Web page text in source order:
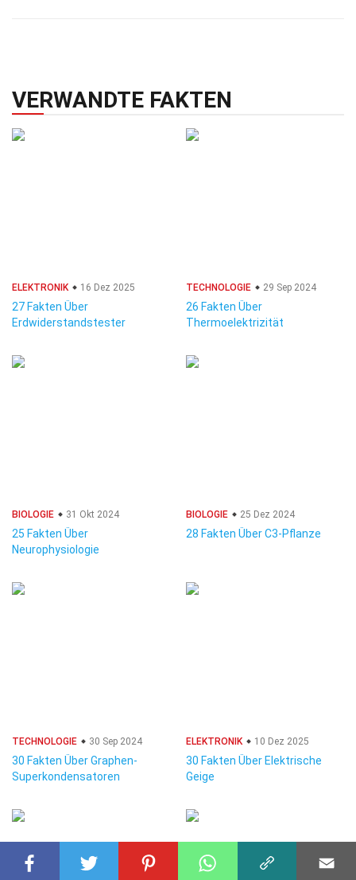
VERWANDTE FAKTEN
ELEKTRONIK 16 Dez 2025
27 Fakten Über
Erdwiderstandstester
TECHNOLOGIE 29 Sep 2024
26 Fakten Über
Thermoelektrizität
BIOLOGIE 31 Okt 2024
25 Fakten Über
Neurophysiologie
BIOLOGIE 25 Dez 2024
28 Fakten Über C3-Pflanze
TECHNOLOGIE 30 Sep 2024
30 Fakten Über Graphen-
Superkondensatoren
ELEKTRONIK 10 Dez 2025
30 Fakten Über Elektrische
Geige